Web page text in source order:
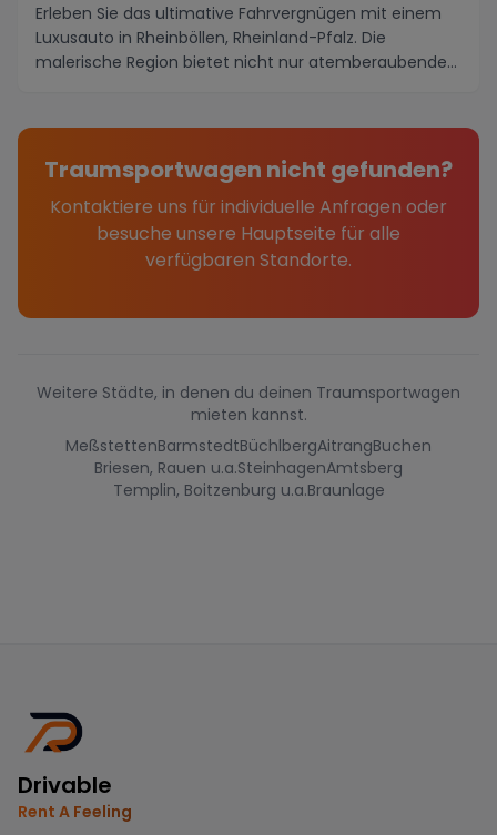
Erleben Sie das ultimative Fahrvergnügen mit einem
Luxusauto in Rheinböllen, Rheinland-Pfalz. Die
malerische Region bietet nicht nur atemberaubende
Traumsportwagen nicht gefunden?
Kontaktiere uns für individuelle Anfragen oder
besuche unsere Hauptseite für alle
verfügbaren Standorte.
Weitere Städte, in denen du deinen Traumsportwagen
mieten kannst.
MeßstettenBarmstedtBüchlbergAitrangBuchen
Briesen, Rauen u.a.SteinhagenAmtsberg
Templin, Boitzenburg u.a.Braunlage
Drivable
Rent A Feeling